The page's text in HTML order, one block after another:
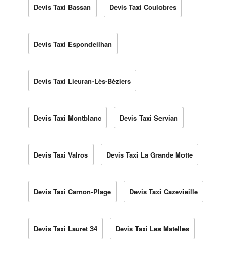
Devis Taxi Bassan Devis Taxi Coulobres
Devis Taxi Espondeilhan
Devis Taxi Lieuran-Lès-Béziers
Devis Taxi Montblanc Devis Taxi Servian
Devis Taxi Valros Devis Taxi La Grande Motte
Devis Taxi Carnon-Plage Devis Taxi Cazevieille
Devis Taxi Lauret 34 Devis Taxi Les Matelles